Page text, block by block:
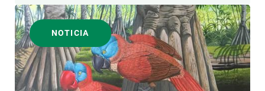
NOTICIA